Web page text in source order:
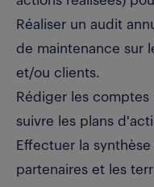
Réaliser un audit
de maintenance sur
et/ou clients.
Rédiger les
suivre les plans
Effectuer la
partenaires et les